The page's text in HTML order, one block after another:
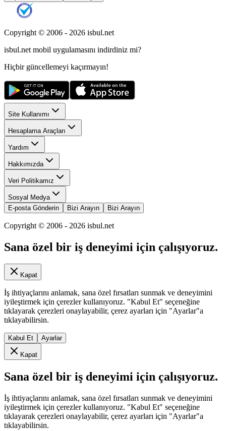
Copyright © 2006 - 2026 isbul.net
isbul.net mobil uygulamasını indirdiniz mi?
Hiçbir güncellemeyi kaçırmayın!
Site Kullanımı
Hesaplama Araçları
Yardım
Hakkımızda
Veri Politikamız
Sosyal Medya
E-posta Gönderin
Bizi Arayın Bizi Arayın
Copyright © 2006 - 2026 isbul.net
Sana özel bir iş deneyimi için çalışıyoruz.
Kapat
İş ihtiyaçlarını anlamak, sana özel fırsatları sunmak ve deneyimini
iyileştirmek için çerezler kullanıyoruz. "Kabul Et" seçeneğine
tıklayarak çerezleri onaylayabilir, çerez ayarları için "Ayarlar"a
tıklayabilirsin.
Kabul Et Ayarlar
Kapat
Sana özel bir iş deneyimi için çalışıyoruz.
İş ihtiyaçlarını anlamak, sana özel fırsatları sunmak ve deneyimini
iyileştirmek için çerezler kullanıyoruz. "Kabul Et" seçeneğine
tıklayarak çerezleri onaylayabilir, çerez ayarları için "Ayarlar"a
tıklayabilirsin.